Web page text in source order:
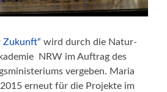
Zukunft“ wird durch die Natur-
NRW im Auftrag des
vergeben. Maria
erneut für die Projekte im